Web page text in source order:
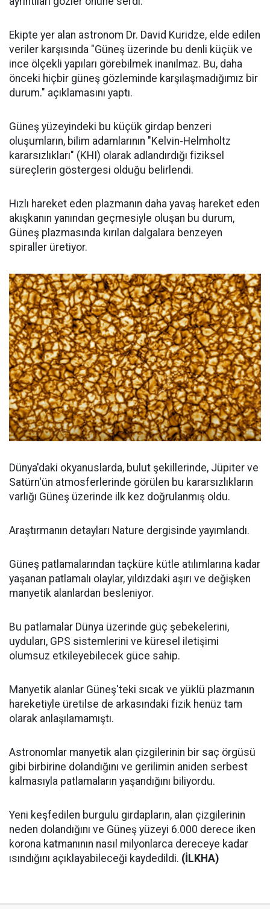
Ekipte yer alan astronom Dr. David Kuridze, elde edilen
veriler karşısında "Güneş üzerinde bu denli küçük ve
ince ölçekli yapıları görebilmek inanılmaz. Bu, daha
önceki hiçbir güneş gözleminde karşılaşmadığımız bir
durum." açıklamasını yaptı.
Güneş yüzeyindeki bu küçük girdap benzeri
oluşumların, bilim adamlarının "Kelvin-Helmholtz
kararsızlıkları" (KHI) olarak adlandırdığı fiziksel
süreçlerin göstergesi olduğu belirlendi.
Hızlı hareket eden plazmanın daha yavaş hareket eden
akışkanın yanından geçmesiyle oluşan bu durum,
Güneş plazmasında kırılan dalgalara benzeyen
spiraller üretiyor.
Dünya'daki okyanuslarda, bulut şekillerinde, Jüpiter ve
Satürn'ün atmosferlerinde görülen bu kararsızlıkların
varlığı Güneş üzerinde ilk kez doğrulanmış oldu.
Araştırmanın detayları Nature dergisinde yayımlandı.
Güneş patlamalarından taçküre kütle atılımlarına kadar
yaşanan patlamalı olaylar, yıldızdaki aşırı ve değişken
manyetik alanlardan besleniyor.
Bu patlamalar Dünya üzerinde güç şebekelerini,
uyduları, GPS sistemlerini ve küresel iletişimi
olumsuz etkileyebilecek güce sahip.
Manyetik alanlar Güneş'teki sıcak ve yüklü plazmanın
hareketiyle üretilse de arkasındaki fizik henüz tam
olarak anlaşılamamıştı.
Astronomlar manyetik alan çizgilerinin bir saç örgüsü
gibi birbirine dolandığını ve gerilimin aniden serbest
kalmasıyla patlamaların yaşandığını biliyordu.
Yeni keşfedilen burgulu girdapların, alan çizgilerinin
neden dolandığını ve Güneş yüzeyi 6.000 derece iken
korona katmanının nasıl milyonlarca dereceye kadar
ısındığını açıklayabileceği kaydedildi. (İLKHA)